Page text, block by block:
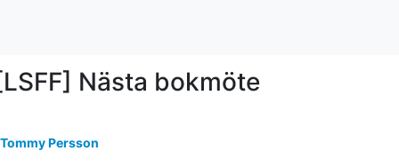
Nästa bokmöte
Tommy Persson